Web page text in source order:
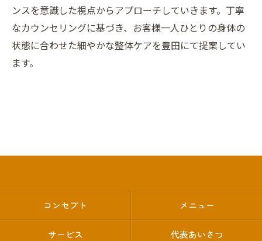
ンスを意識した視点からアプローチしていきます。丁寧
なカウンセリングに基づき、お客様一人ひとりの身体の
状態に合わせた細やかな整体ケアを豊田にて提案してい
ます。
コンセプト メニュー
サービス 代表あいさつ